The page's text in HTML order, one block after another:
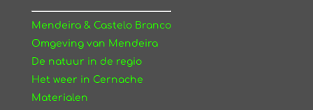
Mendeira & Castelo Branco
Omgeving van Mendeira
De natuur in de regio
Het weer in Cernache
Materialen